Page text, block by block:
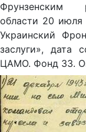
Фрунзенским
области 20
Украинский
заслуги», дата
ЦАМО. Фонд 33.